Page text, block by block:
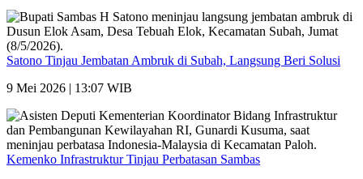
Satono Tinjau Jembatan Ambruk di Subah, Langsung Beri Solusi
9 Mei 2026 | 13:07 WIB
Kemenko Infrastruktur Tinjau Perbatasan Sambas